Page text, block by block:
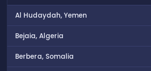
Al Hudaydah, Yemen
Bejaia, Algeria
Berbera, Somalia